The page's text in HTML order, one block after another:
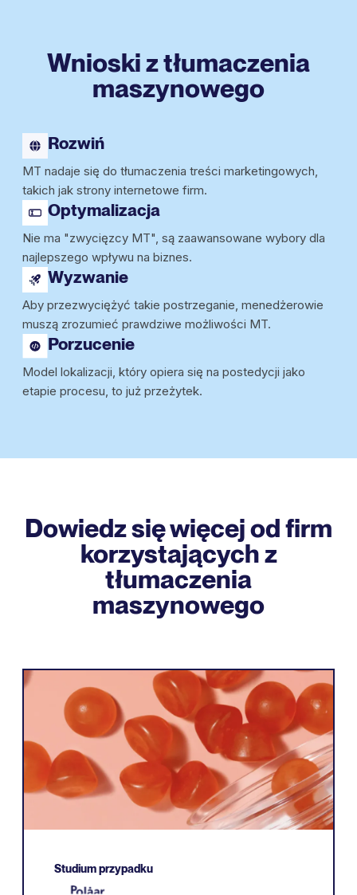
Wnioski z tłumaczenia
maszynowego
Rozwiń
MT nadaje się do tłumaczenia treści marketingowych,
takich jak strony internetowe firm.
Optymalizacja
Nie ma "zwycięzcy MT", są zaawansowane wybory dla
najlepszego wpływu na biznes.
Wyzwanie
Aby przezwyciężyć takie postrzeganie, menedżerowie
muszą zrozumieć prawdziwe możliwości MT.
Porzucenie
Model lokalizacji, który opiera się na postedycji jako
etapie procesu, to już przeżytek.
Dowiedz się więcej od firm
korzystających z
tłumaczenia
maszynowego
Studium przypadku